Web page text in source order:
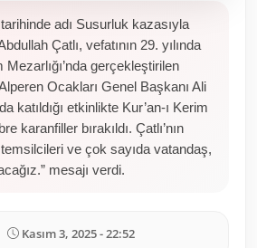
adı Susurluk kazasıyla
Çatlı, vefatının 29. yılında
Mezarlığı’nda gerçekleştirilen
Ocakları Genel Başkanı Ali
katıldığı etkinlikte Kur’an-ı Kerim
karanfiller bırakıldı. Çatlı’nın
ve çok sayıda vatandaş,
mesajı verdi.
Kasım 3, 2025 - 22:52